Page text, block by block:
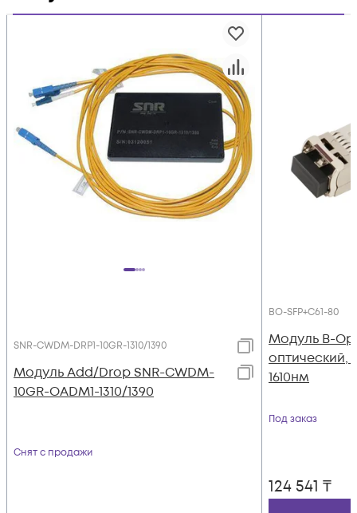
SNR-CWDM-DRP1-10GR-1310/1390
Модуль Add/Drop SNR-CWDM-
10GR-OADM1-1310/1390
Снят с продажи
BO-SFP+C61-80
Модуль B-
оптический,
1610нм
Под заказ
124 541 ₸